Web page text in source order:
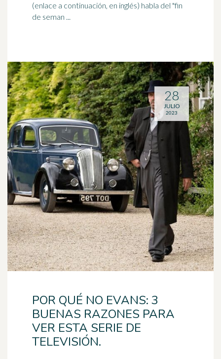
(enlace a continuación, en inglés) habla del "fin
de seman ...
POR QUÉ NO EVANS: 3
BUENAS RAZONES PARA
VER ESTA SERIE DE
TELEVISIÓN.
28
JULIO
2023